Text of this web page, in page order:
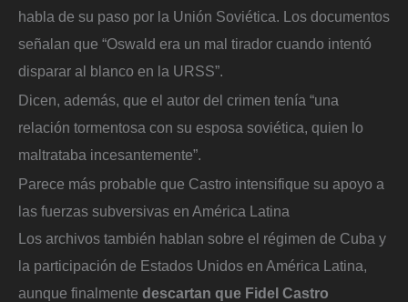
habla de su paso por la Unión Soviética. Los documentos
señalan que “Oswald era un mal tirador cuando intentó
disparar al blanco en la URSS”.
Dicen, además, que el autor del crimen tenía “una
relación tormentosa con su esposa soviética, quien lo
maltrataba incesantemente”.
Parece más probable que Castro intensifique su apoyo a
las fuerzas subversivas en América Latina
Los archivos también hablan sobre el régimen de Cuba y
la participación de Estados Unidos en América Latina,
aunque finalmente descartan que Fidel Castro